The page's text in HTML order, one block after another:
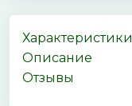
Характеристики
Описание
Отзывы